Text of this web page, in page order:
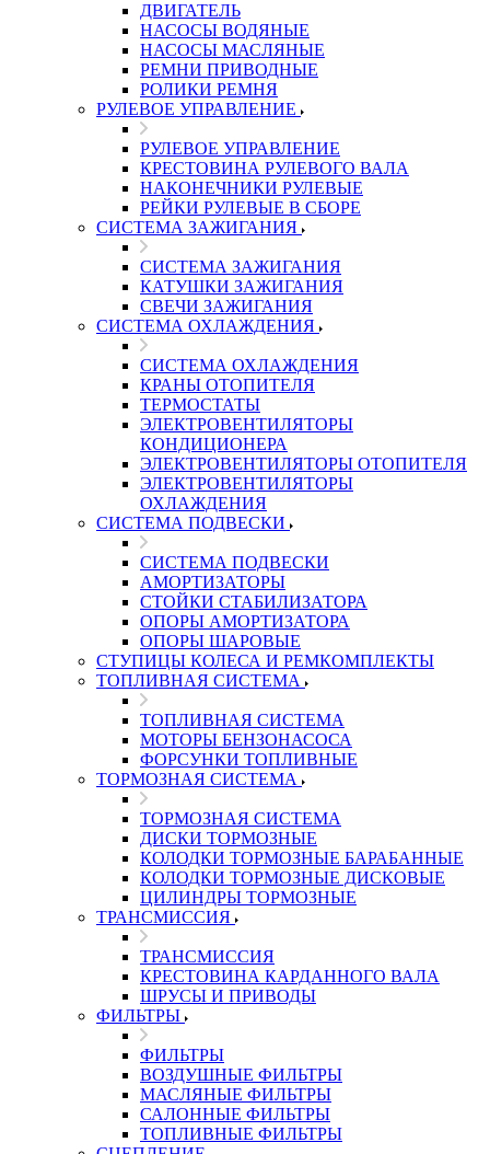
ДВИГАТЕЛЬ
НАСОСЫ ВОДЯНЫЕ
НАСОСЫ МАСЛЯНЫЕ
РЕМНИ ПРИВОДНЫЕ
РОЛИКИ РЕМНЯ
РУЛЕВОЕ УПРАВЛЕНИЕ
РУЛЕВОЕ УПРАВЛЕНИЕ
КРЕСТОВИНА РУЛЕВОГО ВАЛА
НАКОНЕЧНИКИ РУЛЕВЫЕ
РЕЙКИ РУЛЕВЫЕ В СБОРЕ
СИСТЕМА ЗАЖИГАНИЯ
СИСТЕМА ЗАЖИГАНИЯ
КАТУШКИ ЗАЖИГАНИЯ
СВЕЧИ ЗАЖИГАНИЯ
СИСТЕМА ОХЛАЖДЕНИЯ
СИСТЕМА ОХЛАЖДЕНИЯ
КРАНЫ ОТОПИТЕЛЯ
ТЕРМОСТАТЫ
ЭЛЕКТРОВЕНТИЛЯТОРЫ
КОНДИЦИОНЕРА
ЭЛЕКТРОВЕНТИЛЯТОРЫ ОТОПИТЕЛЯ
ЭЛЕКТРОВЕНТИЛЯТОРЫ
ОХЛАЖДЕНИЯ
СИСТЕМА ПОДВЕСКИ
СИСТЕМА ПОДВЕСКИ
АМОРТИЗАТОРЫ
СТОЙКИ СТАБИЛИЗАТОРА
ОПОРЫ АМОРТИЗАТОРА
ОПОРЫ ШАРОВЫЕ
СТУПИЦЫ КОЛЕСА И РЕМКОМПЛЕКТЫ
ТОПЛИВНАЯ СИСТЕМА
ТОПЛИВНАЯ СИСТЕМА
МОТОРЫ БЕНЗОНАСОСА
ФОРСУНКИ ТОПЛИВНЫЕ
ТОРМОЗНАЯ СИСТЕМА
ТОРМОЗНАЯ СИСТЕМА
ДИСКИ ТОРМОЗНЫЕ
КОЛОДКИ ТОРМОЗНЫЕ БАРАБАННЫЕ
КОЛОДКИ ТОРМОЗНЫЕ ДИСКОВЫЕ
ЦИЛИНДРЫ ТОРМОЗНЫЕ
ТРАНСМИССИЯ
ТРАНСМИССИЯ
КРЕСТОВИНА КАРДАННОГО ВАЛА
ШРУСЫ И ПРИВОДЫ
ФИЛЬТРЫ
ФИЛЬТРЫ
ВОЗДУШНЫЕ ФИЛЬТРЫ
МАСЛЯНЫЕ ФИЛЬТРЫ
САЛОННЫЕ ФИЛЬТРЫ
ТОПЛИВНЫЕ ФИЛЬТРЫ